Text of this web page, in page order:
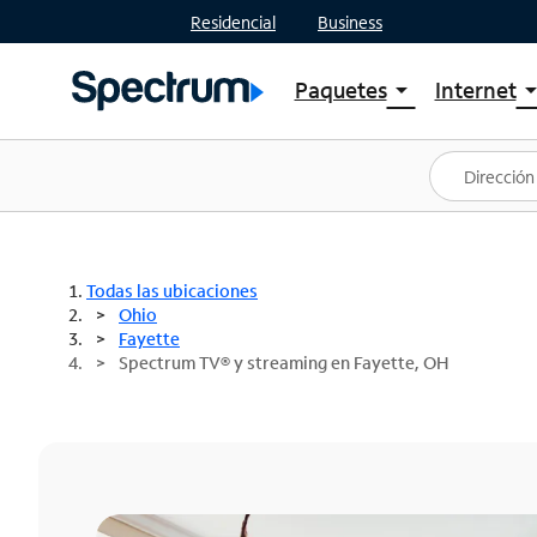
Residencial Business
Paquetesarrow_drop_down
Ver paquetes
Spectrum One
Mejores ofertas
Internetarrow_drop_down
Planes
Todas las ubicaciones
Ohio
Fayette
Spectrum TV® y streaming en Fayette, OH